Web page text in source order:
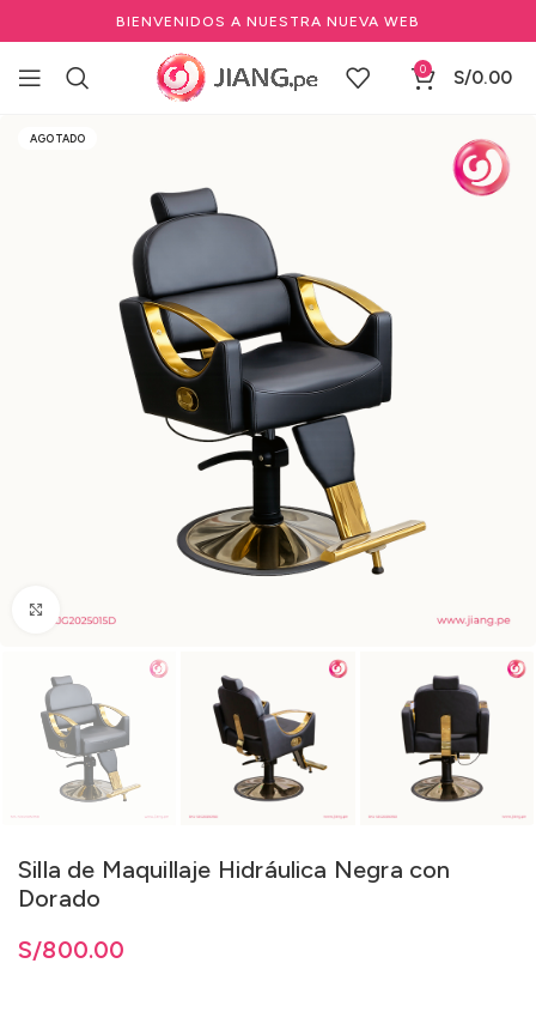
BIENVENIDOS A NUESTRA NUEVA WEB
0 S/0.00
Inicio Mobiliario
AGOTADO
Silla de Maquillaje Hidráulica Negra con
Dorado
S/800.00